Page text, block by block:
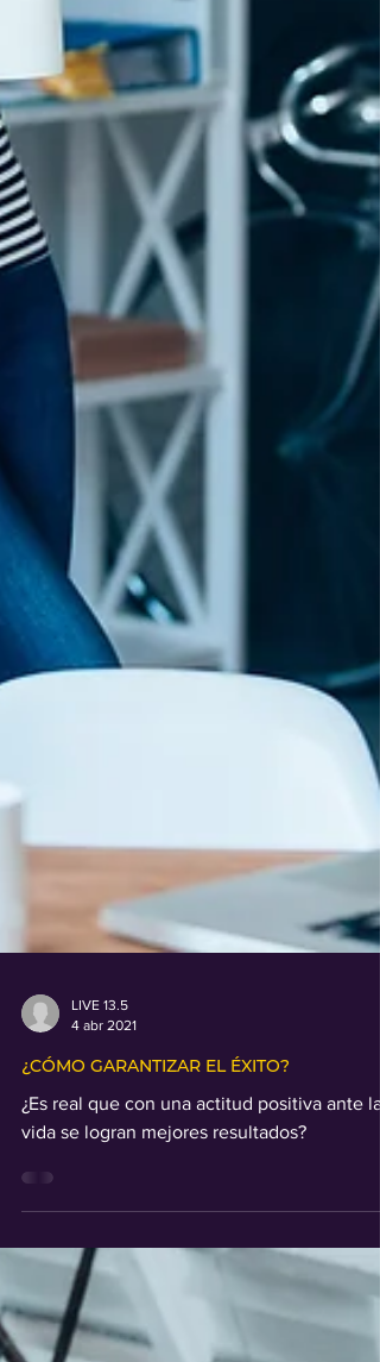
LIVE 13.5
4 abr 2021
¿CÓMO GARANTIZAR EL ÉXITO?
¿Es real que con una actitud positiva ante la